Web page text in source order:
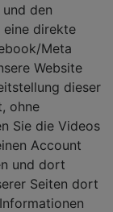
den
eine direkte
Meta
Website
dieser
ohne
Sie die Videos
Account
und dort
Seiten dort